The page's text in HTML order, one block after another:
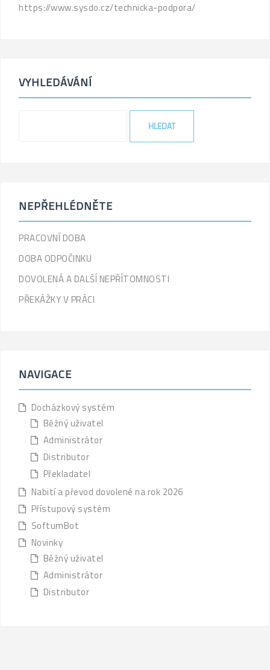
https://www.sysdo.cz/technicka-podpora/
VYHLEDÁVÁNÍ
)
.
'
NEPŘEHLÉDNĚTE
PRACOVNÍ DOBA
DOBA ODPOČINKU
DOVOLENÁ A DALŠÍ NEPŘÍTOMNOSTI
PŘEKÁŽKY V PRÁCI
NAVIGACE
Docházkový systém
Běžný uživatel
Administrátor
Distributor
Překladatel
Nabití a převod dovolené na rok 2026
Přístupový systém
SoftumBot
Novinky
Běžný uživatel
Administrátor
Distributor